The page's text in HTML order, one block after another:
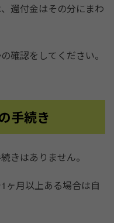
還付金はその分にまわ
確認をしてください。
手続き
きはありません。
ヶ月以上ある場合は自